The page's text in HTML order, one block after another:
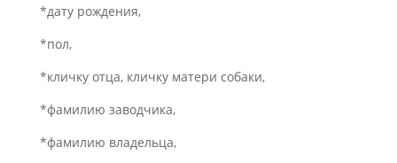
*дату рождения,
*пол,
*кличку отца, кличку матери собаки,
*фамилию заводчика,
*фамилию владельца,